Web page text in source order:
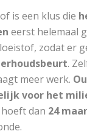
is een klus die
eerst helemaal
zodat er
.
meer werk.
voor het
dan 24